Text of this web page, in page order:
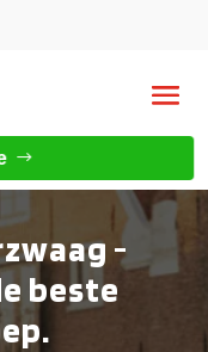
-
beste